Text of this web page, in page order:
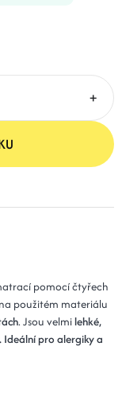
+
pomocí čtyřech
použitém materiálu
. Jsou velmilehké,
Ideální pro alergiky a